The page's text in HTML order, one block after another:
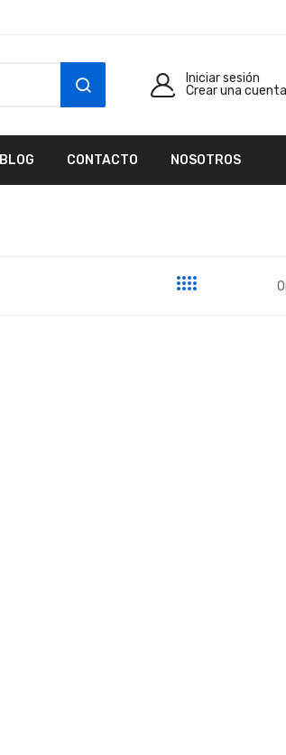
SEARCH
Iniciar sesión
Crear una cuenta
BLOG CONTACTO NOSOTROS